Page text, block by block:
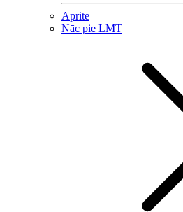
Aprite
Nāc pie LMT